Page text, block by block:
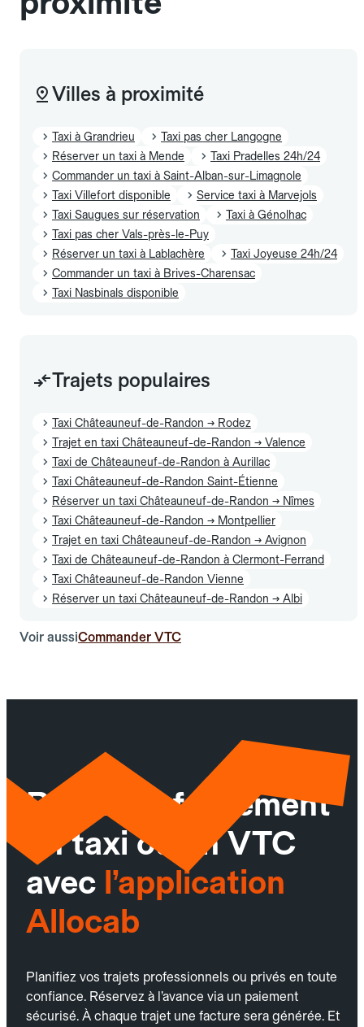
Villes à proximité
Taxi à Grandrieu
Taxi pas cher Langogne
Réserver un taxi à Mende
Taxi Pradelles 24h/24
Commander un taxi à Saint-Alban-sur-Limagnole
Taxi Villefort disponible
Service taxi à Marvejols
Taxi Saugues sur réservation
Taxi à Génolhac
Taxi pas cher Vals-près-le-Puy
Réserver un taxi à Lablachère
Taxi Joyeuse 24h/24
Commander un taxi à Brives-Charensac
Taxi Nasbinals disponible
Trajets populaires
Taxi Châteauneuf-de-Randon → Rodez
Trajet en taxi Châteauneuf-de-Randon → Valence
Taxi de Châteauneuf-de-Randon à Aurillac
Taxi Châteauneuf-de-Randon Saint-Étienne
Réserver un taxi Châteauneuf-de-Randon → Nîmes
Taxi Châteauneuf-de-Randon → Montpellier
Trajet en taxi Châteauneuf-de-Randon → Avignon
Taxi de Châteauneuf-de-Randon à Clermont-Ferrand
Taxi Châteauneuf-de-Randon Vienne
Réserver un taxi Châteauneuf-de-Randon → Albi
Voir aussiCommander VTC
Réservez facilement
un taxi ou un VTC
avec l’application
Allocab
Planifiez vos trajets professionnels ou privés en toute
confiance. Réservez à l’avance via un paiement
sécurisé. À chaque trajet une facture sera générée. Et